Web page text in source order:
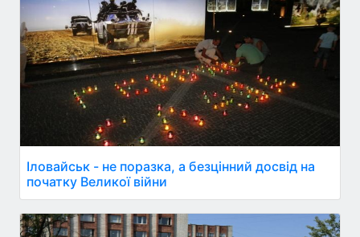
Іловайськ - не поразка, а безцінний досвід на
початку Великої війни